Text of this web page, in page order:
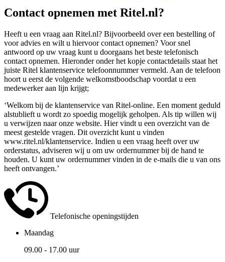
Contact opnemen met Ritel.nl?
Heeft u een vraag aan Ritel.nl? Bijvoorbeeld over een bestelling of
voor advies en wilt u hiervoor contact opnemen? Voor snel
antwoord op uw vraag kunt u doorgaans het beste telefonisch
contact opnemen. Hieronder onder het kopje contactdetails staat het
juiste Ritel klantenservice telefoonnummer vermeld. Aan de telefoon
hoort u eerst de volgende welkomstboodschap voordat u een
medewerker aan lijn krijgt;
‘Welkom bij de klantenservice van Ritel-online. Een moment geduld
alstublieft u wordt zo spoedig mogelijk geholpen. Als tip willen wij
u verwijzen naar onze website. Hier vindt u een overzicht van de
meest gestelde vragen. Dit overzicht kunt u vinden
www.ritel.nl/klantenservice. Indien u een vraag heeft over uw
orderstatus, adviseren wij u om uw ordernummer bij de hand te
houden. U kunt uw ordernummer vinden in de e-mails die u van ons
heeft ontvangen.’
Telefonische openingstijden
Maandag
09.00 - 17.00 uur